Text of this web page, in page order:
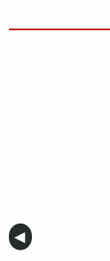
Anterior
◀︎